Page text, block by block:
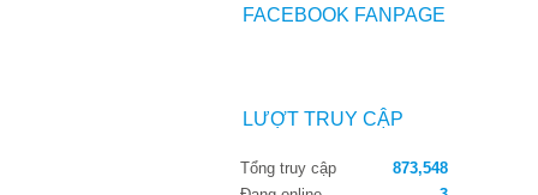
FACEBOOK FANPAGE
LƯỢT TRUY CẬP
Tổng truy cập
873,548